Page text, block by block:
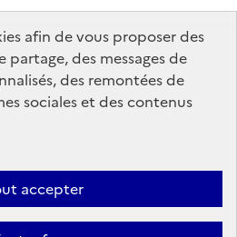
afin de vous proposer des
des messages de
des remontées de
sociales et des contenus
accepter
data.gouv.fr
de connexion (cookies)
Nous contacter
Nos